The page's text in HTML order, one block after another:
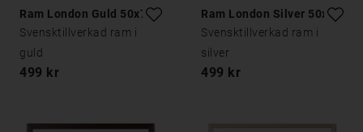
Ram London Guld 50x70
Svensktillverkad ram i
guld
499 kr
Ram London Silver 50x70
Svensktillverkad ram i
silver
499 kr